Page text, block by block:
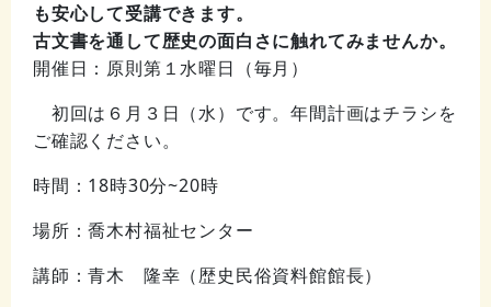
も安心して受講できます。
古文書を通して歴史の面白さに触れてみませんか。
開催日：原則第１水曜日（毎月）
初回は６月３日（水）です。年間計画はチラシを
ご確認ください。
時間：18時30分~20時
場所：喬木村福祉センター
講師：青木 隆幸（歴史民俗資料館館長）